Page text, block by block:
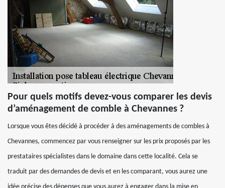
Pour quels motifs devez-vous comparer les devis
d’aménagement de comble à Chevannes ?
Lorsque vous êtes décidé à procéder à des aménagements de combles à
Chevannes, commencez par vous renseigner sur les prix proposés par les
prestataires spécialistes dans le domaine dans cette localité. Cela se
traduit par des demandes de devis et en les comparant, vous aurez une